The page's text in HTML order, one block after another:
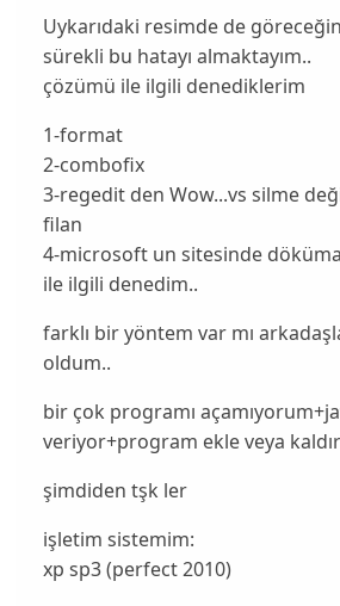
Uykarıdaki resimde de
sürekli bu hatayı almaktayım..
çözümü ile ilgili denediklerim
1-format
2-combofix
3-regedit den Wow...vs silme
filan
4-microsoft un sitesinde
ile ilgili denedim..
farklı bir yöntem var mı
oldum..
bir çok programı
veriyor+program ekle veya
şimdiden tşk ler
işletim sistemim:
xp sp3 (perfect 2010)